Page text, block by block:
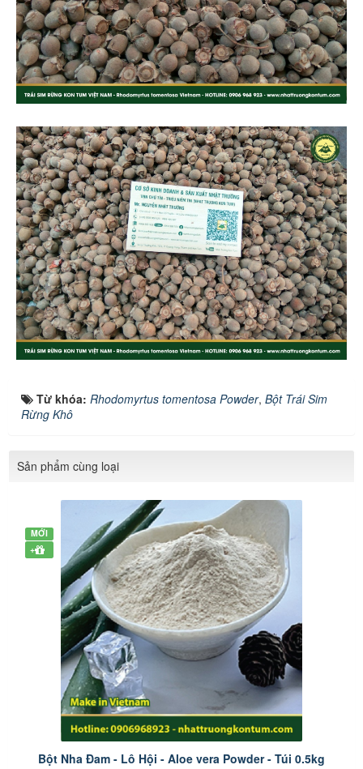
Từ khóa: Rhodomyrtus tomentosa Powder, Bột Trái Sim
Rừng Khô
Sản phẩm cùng loại
MỚI
+
Bột Nha Đam - Lô Hội - Aloe vera Powder - Túi 0.5kg